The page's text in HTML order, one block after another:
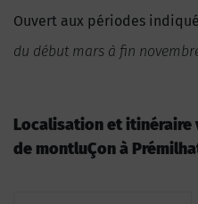
Ouvert aux périodes
du début mars à fin
Localisation et itinéraire
de montluÇon à